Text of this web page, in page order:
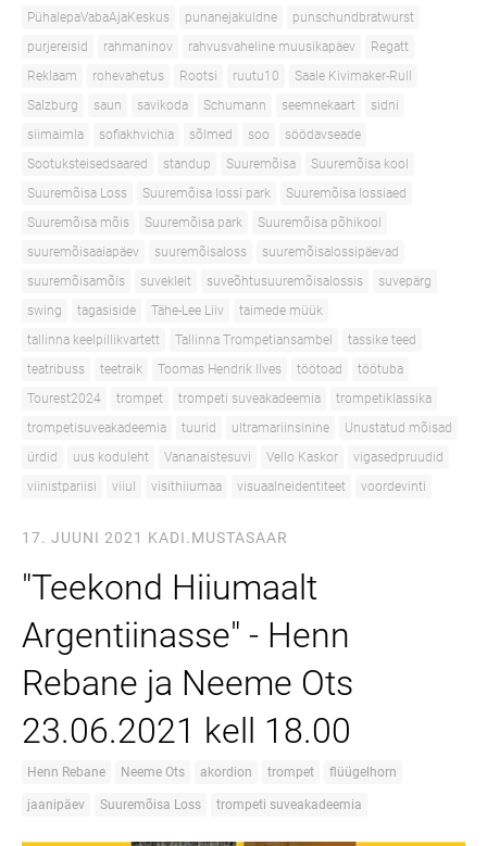
PühalepaVabaAjaKeskus
punanejakuldne
punschundbratwurst
purjereisid
rahmaninov rahvusvaheline muusikapäev
Regatt
Reklaam
rohevahetus Rootsi ruutu10
Saale Kivimaker-Rull
Salzburg
saun savikoda Schumann seemnekaart
sidni
siimaimla
sofiakhvichia sõlmed soo
söödavseade
Sootuksteisedsaared
standup Suuremõisa
Suuremõisa kool
Suuremõisa Loss
Suuremõisa lossi park
Suuremõisa lossiaed
Suuremõisa mõis
Suuremõisa park
Suuremõisa põhikool
suuremõisaaiapäev
suuremõisaloss
suuremõisalossipäevad
suuremõisamõis
suvekleit suveõhtusuuremõisalossis
suvepärg
swing
tagasiside Tähe-Lee Liiv
taimede müük
tallinna keelpillikvartett
Tallinna Trompetiansambel
tassike teed
teatribuss
teetraik Toomas Hendrik Ilves töötoad
töötuba
Tourest2024
trompet trompeti suveakadeemia
trompetiklassika
trompetisuveakadeemia
tuurid ultramariinsinine
Unustatud mõisad
ürdid
uus koduleht Vananaistesuvi Vello Kaskor
vigasedpruudid
viinistpariisi
viiul visithiiumaa visuaalneidentiteet voordevinti
17. JUUNI 2021 KADI.MUSTASAAR
"Teekond Hiiumaalt
Argentiinasse" - Henn
Rebane ja Neeme Ots
23.06.2021 kell 18.00
Henn Rebane Neeme Ots akordion trompet flüügelhorn
jaanipäev Suuremõisa Loss trompeti suveakadeemia